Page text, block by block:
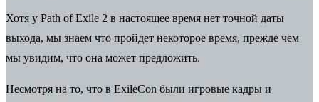
Хотя у Path of Exile 2 в настоящее время нет точной даты
выхода, мы знаем что пройдет некоторое время, прежде чем
мы увидим, что она может предложить.
Несмотря на то, что в ExileCon были игровые кадры и